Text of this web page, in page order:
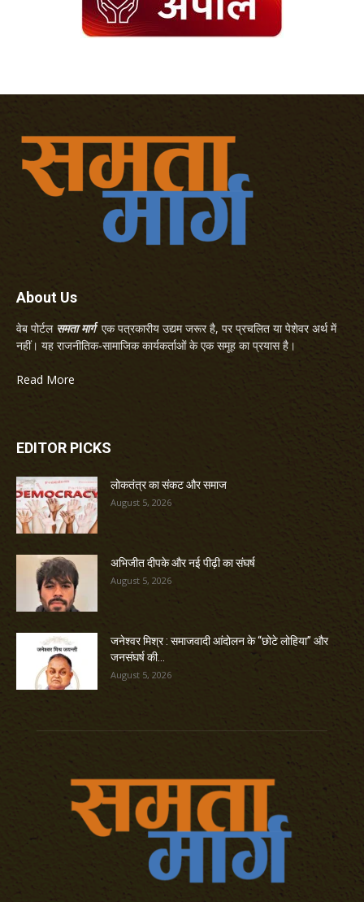
About Us
वेब पोर्टल समता मार्गएक पत्रकारीय उद्यम जरूर है, पर प्रचलित या पेशेवर अर्थ में
नहीं। यह राजनीतिक-सामाजिक कार्यकर्ताओं के एक समूह का प्रयास है।
Read More
EDITOR PICKS
लोकतंत्र का संकट और समाज
August 5, 2026
अभिजीत दीपके और नई पीढ़ी का संघर्ष
August 5, 2026
जनेश्वर मिश्र : समाजवादी आंदोलन के “छोटे लोहिया” और
जनसंघर्ष की...
August 5, 2026